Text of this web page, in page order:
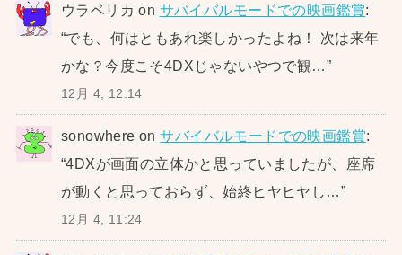
ウラベリカ on サバイバルモードでの映画鑑賞:
“でも、何はともあれ楽しかったよね！ 次は来年
かな？今度こそ4DXじゃないやつで観… ”
12月 4, 12:14
sonowhere onサバイバルモードでの映画鑑賞:
“4DXが画面の立体かと思っていましたが、座席
が動くと思っておらず、始終ヒヤヒヤし…”
12月 4, 11:24